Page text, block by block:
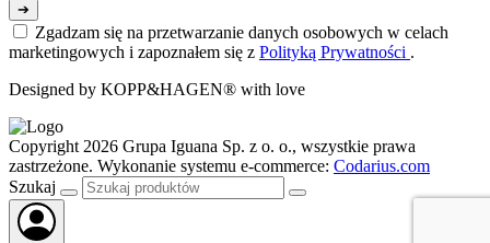
➔
Zgadzam się na przetwarzanie danych osobowych w celach
marketingowych i zapoznałem się z Polityką Prywatności .
Designed by KOPP&HAGEN® with love
Copyright 2026 Grupa Iguana Sp. z o. o., wszystkie prawa
zastrzeżone. Wykonanie systemu e-commerce: Codarius.com
Szukaj